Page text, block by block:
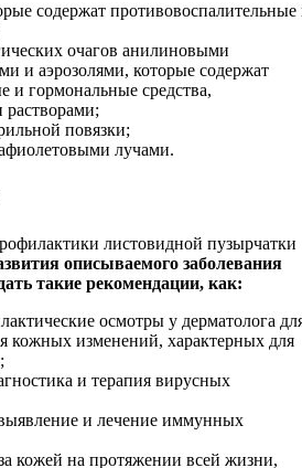
содержат противовоспалительные
очагов анилиновыми
и аэрозолями, которые содержат
и гормональные средства,
растворами;
повязки;
лучами.
листовидной пузырчатки
описываемого заболевания
такие рекомендации, как:
осмотры у дерматолога
кожных изменений, характерных для
и терапия вирусных
и лечение иммунных
кожей на протяжении всей жизни,